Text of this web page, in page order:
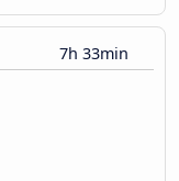
7h 33min